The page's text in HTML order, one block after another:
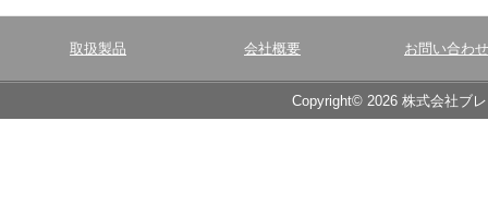
取扱製品 会社概要 お問い合わせ
Copyright© 2026 株式会社ブ